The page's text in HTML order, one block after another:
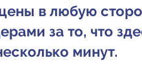
в любую
за то, что
минут.